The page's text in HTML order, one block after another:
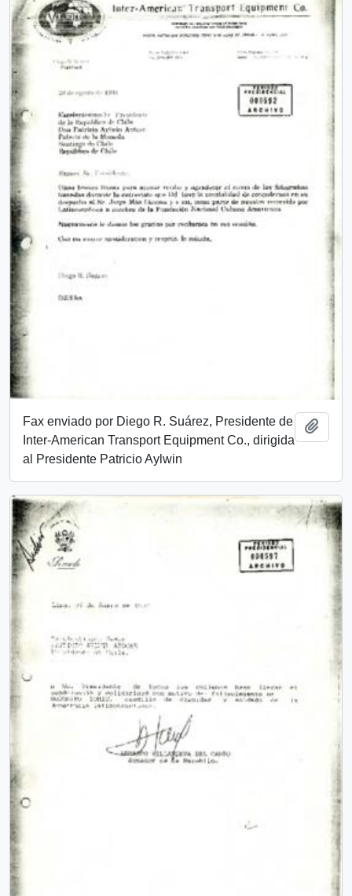
Fax enviado por Diego R. Suárez, Presidente de
Inter-American Transport Equipment Co., dirigida
al Presidente Patricio Aylwin